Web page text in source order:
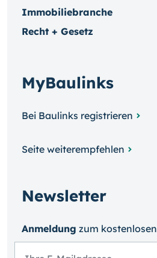
Immobiliebranche
Recht + Gesetz
MyBaulinks
Bei Baulinks registrieren
Seite weiterempfehlen
Newsletter
Anmeldung zum kosten­losen